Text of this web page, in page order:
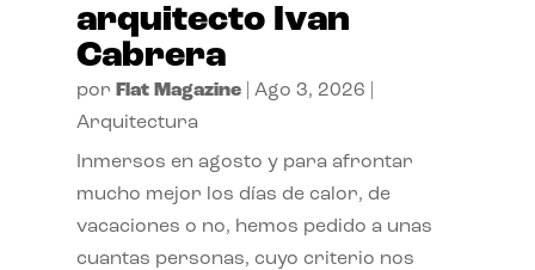
arquitecto Ivan
Cabrera
por Flat Magazine| Ago 3, 2026
Arquitectura
Inmersos en agosto y para afrontar
mucho mejor los días de calor, de
vacaciones o no, hemos pedido a unas
cuantas personas, cuyo criterio nos